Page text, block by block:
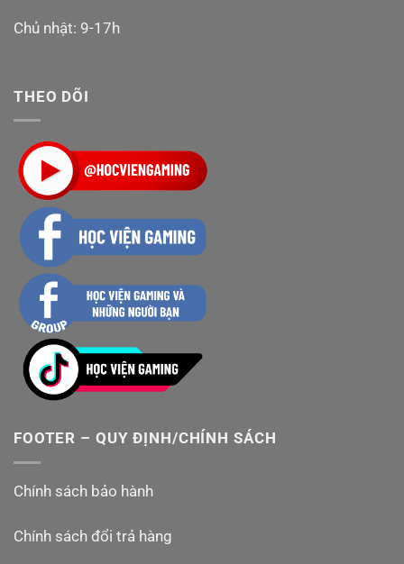
Chủ nhật: 9-17h
THEO DÕI
FOOTER – QUY ĐỊNH/CHÍNH SÁCH
Chính sách bảo hành
Chính sách đổi trả hàng